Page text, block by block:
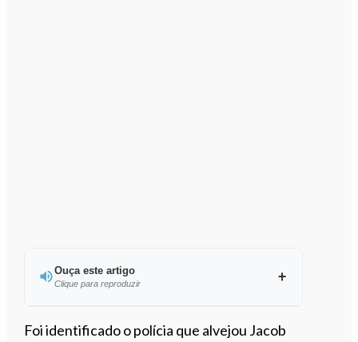
Ouça este artigo
Clique para reproduzir
Ouvir este artigo
Foi identificado o polícia que alvejou Jacob